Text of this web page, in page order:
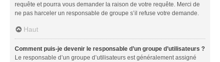
requête et pourra vous demander la raison de votre requête. Merci de
ne pas harceler un responsable de groupe s’il refuse votre demande.
Haut
Comment puis-je devenir le responsable d’un groupe d’utilisateurs ?
Le responsable d’un groupe d’utilisateurs est généralement assigné